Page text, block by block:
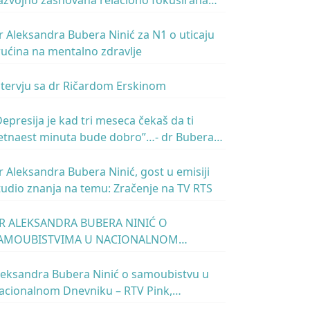
Aleksandra Bubera Ninić za N1 o uticaju
na mentalno zdravlje
sa dr Ričardom Erskinom
je kad tri meseca čekaš da ti
minuta bude dobro”…- dr Bubera
Beograd 2
Aleksandra Bubera Ninić, gost u emisiji
znanja na temu: Zračenje na TV RTS
ALEKSANDRA BUBERA NINIĆ O
U NACIONALNOM
Bubera Ninić o samoubistvu u
Dnevniku – RTV Pink,